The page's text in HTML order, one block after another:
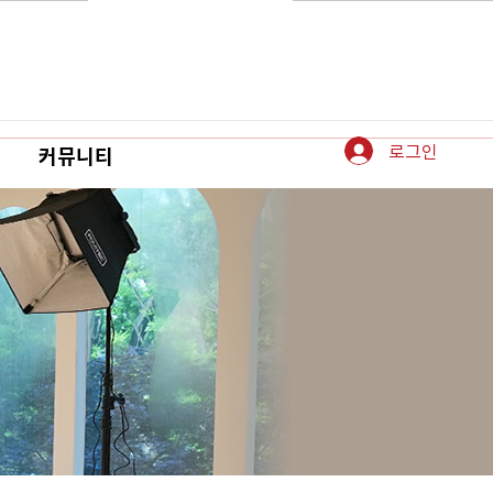
로그인
커뮤니티